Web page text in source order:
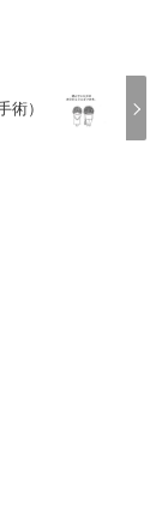
術）